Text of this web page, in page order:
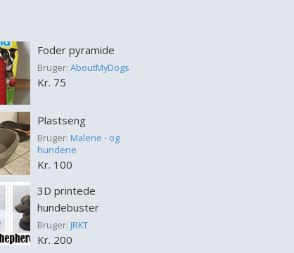
Foder pyramide
Bruger: AboutMyDogs
Kr. 75
Plastseng
Bruger: Malene - og
hundene
Kr. 100
3D printede
hundebuster
Bruger: JRKT
Kr. 200